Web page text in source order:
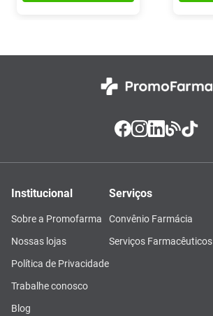
Institucional
Sobre a Promofarma
Nossas lojas
Política de Privacidade
Trabalhe conosco
Blog
Serviços
Convênio Farmácia
Serviços Farmacêuticos